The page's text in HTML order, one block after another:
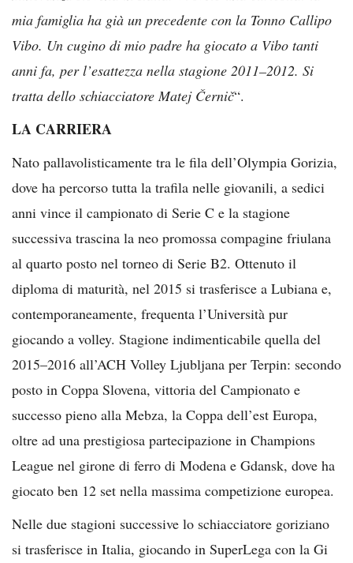
mia famiglia ha già un precedente con la Tonno Callipo
Vibo. Un cugino di mio padre ha giocato a Vibo tanti
anni fa, per l’esattezza nella stagione 2011–2012. Si
tratta dello schiacciatore Matej Černič“.
LA CARRIERA
Nato pallavolisticamente tra le fila dell’Olympia Gorizia,
dove ha percorso tutta la trafila nelle giovanili, a sedici
anni vince il campionato di Serie C e la stagione
successiva trascina la neo promossa compagine friulana
al quarto posto nel torneo di Serie B2. Ottenuto il
diploma di maturità, nel 2015 si trasferisce a Lubiana e,
contemporaneamente, frequenta l’Università pur
giocando a volley. Stagione indimenticabile quella del
2015–2016 all’ACH Volley Ljubljana per Terpin: secondo
posto in Coppa Slovena, vittoria del Campionato e
successo pieno alla Mebza, la Coppa dell’est Europa,
oltre ad una prestigiosa partecipazione in Champions
League nel girone di ferro di Modena e Gdansk, dove ha
giocato ben 12 set nella massima competizione europea.
Nelle due stagioni successive lo schiacciatore goriziano
si trasferisce in Italia, giocando in SuperLega con la Gi